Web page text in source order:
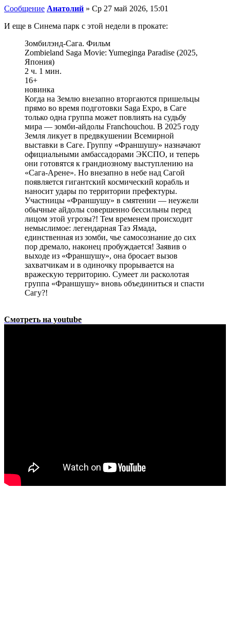
Сообщение Анатолий » Ср 27 май 2026, 15:01
И еще в Синема парк с этой недели в прокате:
Зомбилэнд-Сага. Фильм
Zombieland Saga Movie: Yumeginga Paradise (2025,
Япония)
2 ч. 1 мин.
16+
новинка
Когда на Землю внезапно вторгаются пришельцы
прямо во время подготовки Saga Expo, в Саге
только одна группа может повлиять на судьбу
мира — зомби-айдолы Franchouchou. В 2025 году
Земля ликует в предвкушении Всемирной
выставки в Саге. Группу «Франшушу» назначают
официальными амбассадорами ЭКСПО, и теперь
они готовятся к грандиозному выступлению на
«Сага-Арене». Но внезапно в небе над Сагой
появляется гигантский космический корабль и
наносит удары по территории префектуры.
Участницы «Франшушу» в смятении — неужели
обычные айдолы совершенно бессильны перед
лицом этой угрозы?! Тем временем происходит
немыслимое: легендарная Таэ Ямада,
единственная из зомби, чье самосознание до сих
пор дремало, наконец пробуждается! Заявив о
выходе из «Франшушу», она бросает вызов
захватчикам и в одиночку прорывается на
вражескую территорию. Сумеет ли расколотая
группа «Франшушу» вновь объединиться и спасти
Сагу?!
Смотреть на youtube